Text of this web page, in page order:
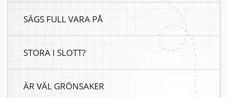
SÄGS FULL VARA PÅ
STORA I SLOTT?
ÄR VÄL GRÖNSAKER